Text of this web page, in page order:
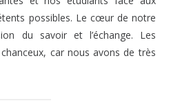
possibles. Le cœur de notre
du savoir et l’échange. Les
car nous avons de très